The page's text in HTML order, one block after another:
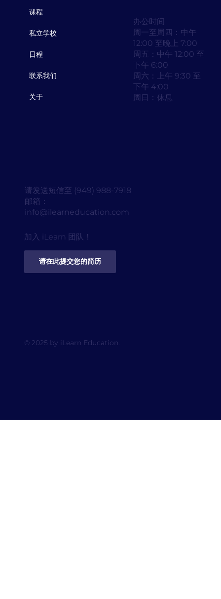
加入 iLearn 团队！
请在此提交您的简历
© 2025 by iLearn Education.
课程
私立学校
日程
联系我们
关于
办公时间
周一至周四：中午
12:00 至晚上 7:00
周五：中午 12:00 至
下午 6:00
周六：上午 9:30 至
下午 4:00
周日：休息
请发送短信至 (949) 988-7918
邮箱：
info@ilearneducation.com